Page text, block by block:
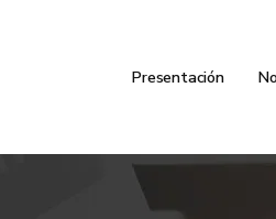
Presentación